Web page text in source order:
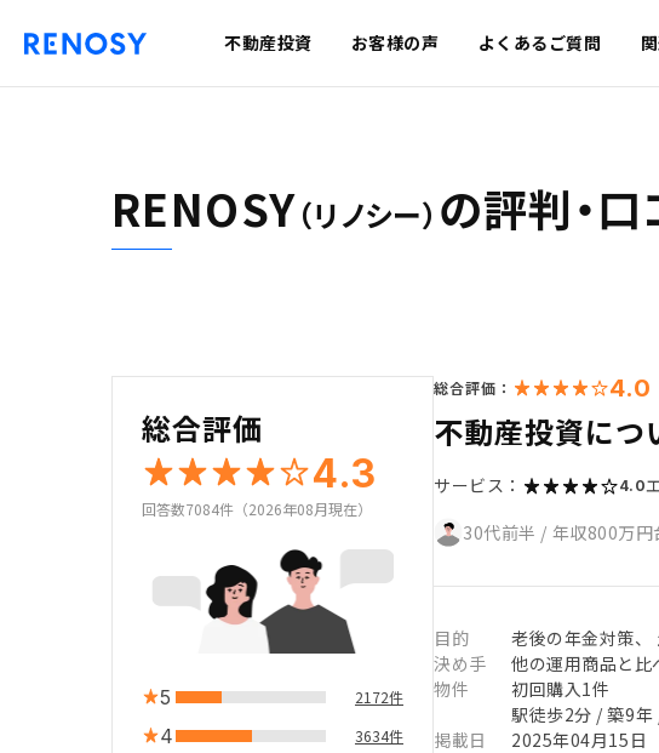
不動産投資 お客様の声 よくあるご質問
RENOSY（リノシー） の評判・口
総合評価
4.3
回答数7084件（2026年08月現在）
5 2172件
4 3634件
総合評価： 4.0
不動産投資につ
サービス： 4.0
30代前半 / 年収800万円
目的
老後の年金対策、
決め手
他の運用商品と比
物件
初回購入1件
駅徒歩2分 / 築9
掲載日
2025年04月15日